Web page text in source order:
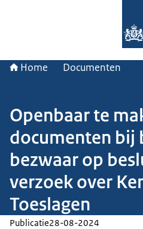
Home Documenten
Openbaar te
documenten bij
bezwaar op
verzoek over
Toeslagen
Publicatie28-08-2024